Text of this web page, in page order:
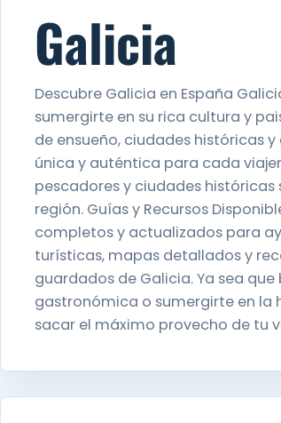
Galicia
Descubre Galicia en España
sumergirte en su rica cultura y
de ensueño, ciudades históricas
única y auténtica para cada
pescadores y ciudades
región. Guías y Recursos
completos y actualizados para
turísticas, mapas detallados y
guardados de Galicia. Ya sea
gastronómica o sumergirte en la
sacar el máximo provecho de tu